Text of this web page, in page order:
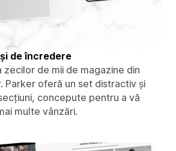
de încredere
de mii de magazine din
Parker oferă un set distractiv și
concepute pentru a vă
multe vânzări.